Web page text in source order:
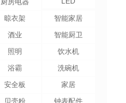
厨房电器
晾衣架
智能家居
酒业
智能厨卫
照明
饮水机
浴霸
洗碗机
安全板
家居
贝壳粉
钟表配件